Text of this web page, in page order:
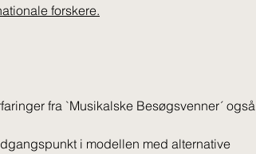
forskere.
fra `Musikalske Besøgsvenner´ også
i modellen med alternative